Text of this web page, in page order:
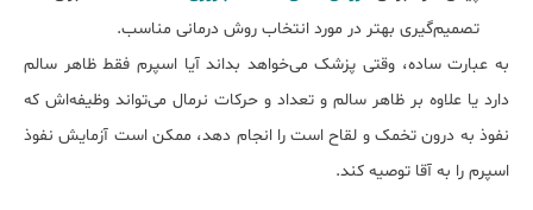
تصمیم‌گیری بهتر در مورد انتخاب روش درمانی مناسب.
به عبارت ساده، وقتی پزشک می‌خواهد بداند آیا اسپرم فقط ظاهر سالم
دارد یا علاوه بر ظاهر سالم و تعداد و حرکات نرمال می‌تواند وظیفه‌اش که
نفوذ به درون تخمک و لقاح است را انجام دهد، ممکن است آزمایش نفوذ
اسپرم را به آقا توصیه کند.